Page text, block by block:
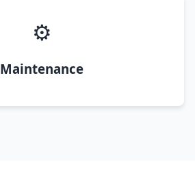
⚙️
Maintenance